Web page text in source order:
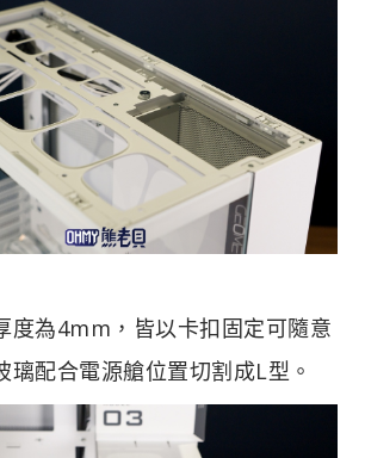
度為4mm，皆以卡扣固定可隨意
璃配合電源艙位置切割成L型。